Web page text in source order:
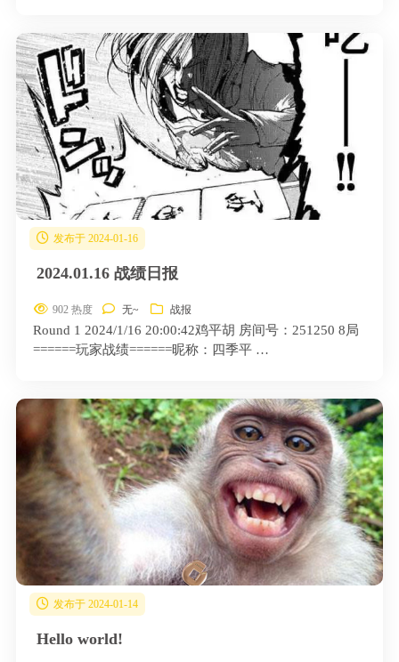
发布于 2024-01-16
2024.01.16 战绩日报
902 热度 无~ 战报
Round 1 2024/1/16 20:00:42鸡平胡 房间号：251250 8局
======玩家战绩======昵称：四季平 …
发布于 2024-01-14
Hello world!